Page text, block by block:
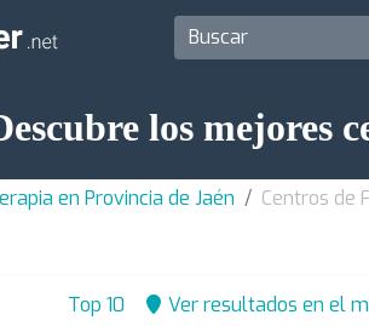
los mejores
en Provincia de Jaén Centros de
Top 10 Ver resultados en el